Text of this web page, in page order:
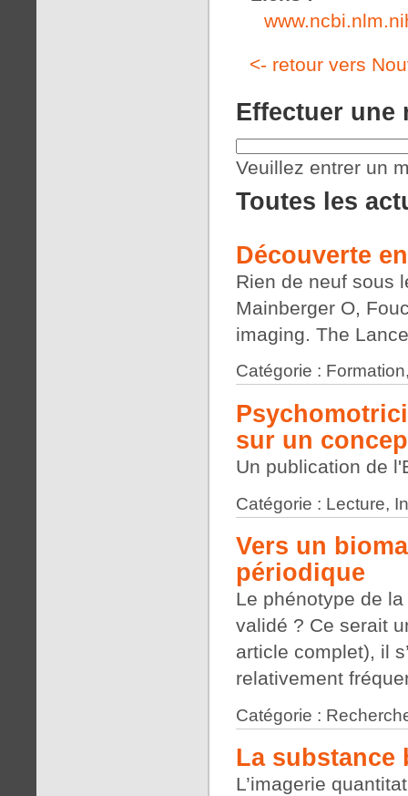
<- retour vers
Effectuer une
Veuillez entrer un
Toutes les
Découverte
Rien de neuf sous
Mainberger O,
imaging. The
Catégorie :
sur un
Un publication de
Catégorie : Lecture,
Vers un
périodique
Le phénotype de
validé ? Ce serait
article complet), il
relativement
Catégorie :
La substance
L’imagerie